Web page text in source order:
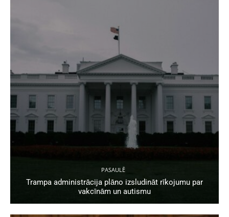
PASAULĒ
Trampa administrācija plāno izsludināt rīkojumu par
vakcīnām un autismu